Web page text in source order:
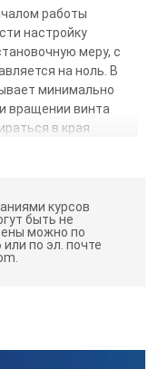
работы
настройку
меру, с
на ноль. В
минимально
вращении винта
в края
нутромер
и ускоряет
прибор
не
Диапазон
курсов
быть не
можно по
по эл. почте